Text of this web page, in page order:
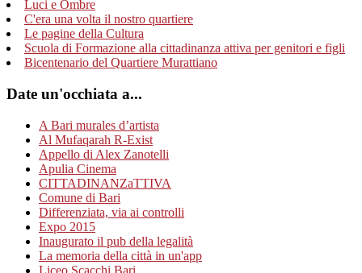
Luci e Ombre
C'era una volta il nostro quartiere
Le pagine della Cultura
Scuola di Formazione alla cittadinanza attiva per genitori e figli
Bicentenario del Quartiere Murattiano
Date un'occhiata a...
A Bari murales d’artista
Al Mufaqarah R-Exist
Appello di Alex Zanotelli
Apulia Cinema
CITTADINANZaTTIVA
Comune di Bari
Differenziata, via ai controlli
Expo 2015
Inaugurato il pub della legalità
La memoria della città in un'app
Liceo Scacchi Bari